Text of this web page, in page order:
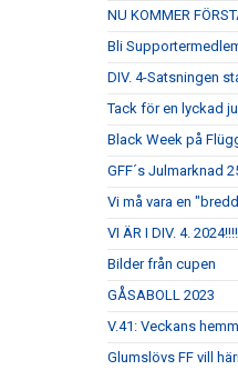
NU KOMMER
Bli
DIV. 4-Satsningen
Tack för en lyckad
Black Week på
GFF´s Julmarknad
Vi må vara en
VI ÄR I DIV. 4.
Bilder från cupen
GÅSABOLL 2023
V.41: Veckans
Glumslövs FF vill